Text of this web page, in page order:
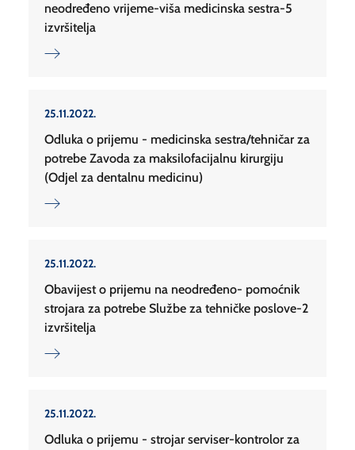
neodređeno vrijeme-viša medicinska sestra-5
izvršitelja
25.11.2022.
Odluka o prijemu - medicinska sestra/tehničar za
potrebe Zavoda za maksilofacijalnu kirurgiju
(Odjel za dentalnu medicinu)
25.11.2022.
Obavijest o prijemu na neodređeno- pomoćnik
strojara za potrebe Službe za tehničke poslove-2
izvršitelja
25.11.2022.
Odluka o prijemu - strojar serviser-kontrolor za